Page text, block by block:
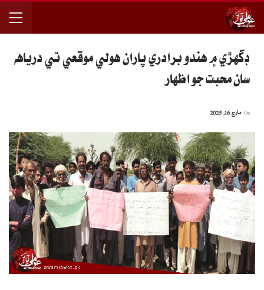
ڊگهڙي ۾ هندو برادري پاران هولي موقعي تي درياهه
سان محبت جو اظهار
مارچ 16, 2025